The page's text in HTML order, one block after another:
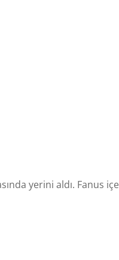
yerini aldı.